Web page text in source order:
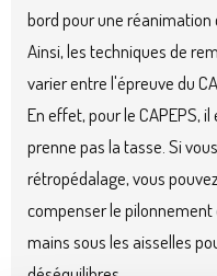
bord pour une réanimation
Ainsi, les techniques de
varier entre l'épreuve du
En effet, pour le CAPEPS,
prenne pas la tasse. Si
rétropédalage, vous
compenser le
mains sous les aisselles